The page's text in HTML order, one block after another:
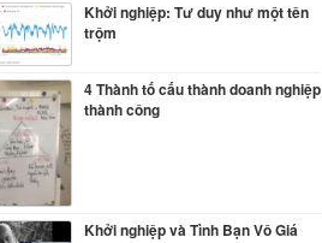
Khởi nghiệp: Tư duy như một tên
trộm
4 Thành tố cấu thành doanh nghiệp
thành công
Khởi nghiệp và Tình Bạn Vô Giá